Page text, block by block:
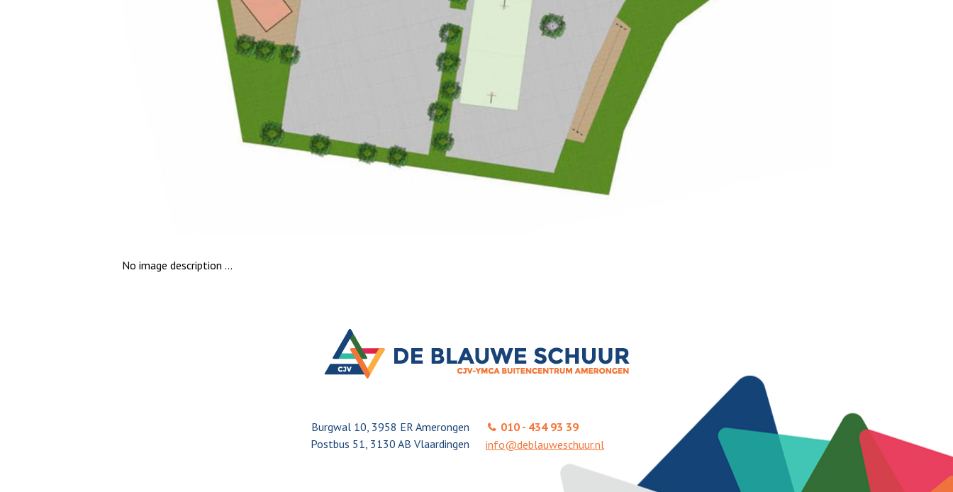
No image description ...
010 - 434 93 39
info@deblauweschuur.nl
Burgwal 10, 3958 ER Amerongen
Postbus 51, 3130 AB Vlaardingen